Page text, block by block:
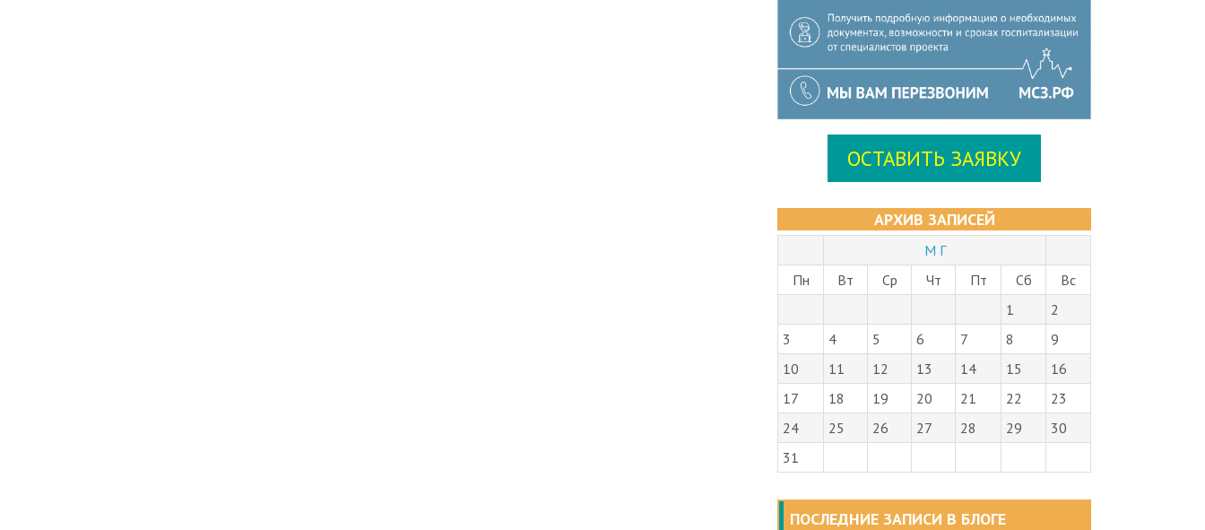
ОСТАВИТЬ ЗАЯВКУ
М Г
Пн
Вт Ср Чт Пт Сб
Вс
1
2
3
4 5 6 7 8
9
10
11 12 13 14 15
16
17
18 19 20 21 22
23
24
25 26 27 28 29
30
31
ПОСЛЕДНИЕ ЗАПИСИ В БЛОГЕ